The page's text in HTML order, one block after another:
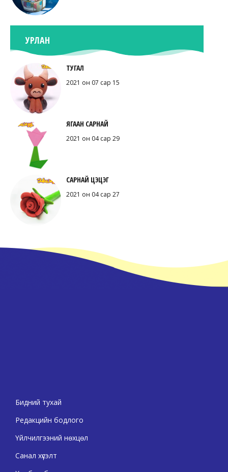
УРЛАН
ТУГАЛ
2021 он 07 сар 15
ЯГААН САРНАЙ
2021 он 04 сар 29
САРНАЙ ЦЭЦЭГ
2021 он 04 сар 27
Бидний тухай
Редакцийн бодлого
Үйлчилгээний нөхцөл
Санал хүсэлт